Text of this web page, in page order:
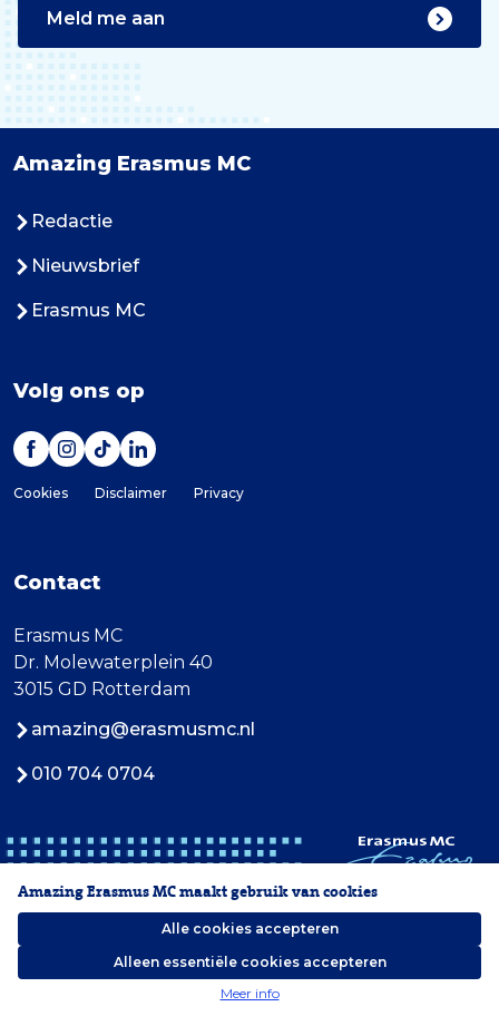
Meld me aan
Amazing Erasmus MC
Redactie
Nieuwsbrief
Erasmus MC
Volg ons op
Cookies Disclaimer Privacy
Contact
Erasmus MC
Dr. Molewaterplein 40
3015 GD Rotterdam
amazing@erasmusmc.nl
010 704 0704
2026 Erasmus MC
Amazing Erasmus MC maakt gebruik van cookies
Alle cookies accepteren
Alleen essentiële cookies accepteren
Meer info